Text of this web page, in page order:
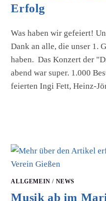
Erfolg
Was haben wir gefeiert!
Dank an alle, die unser 1.
haben. Das Konzert der
abend war super. 1.000
feierten Ingi Fett, Heinz-
ALLGEMEIN / NEWS
Musik ab im